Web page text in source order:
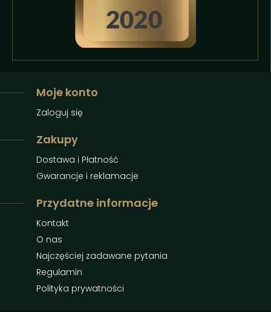
Moje konto
Zaloguj się
Zakupy
Dostawa i Płatność
Gwarancje i reklamacje
Przydatne informacje
Kontakt
O nas
Najczęściej zadawane pytania
Regulamin
Polityka prywatności